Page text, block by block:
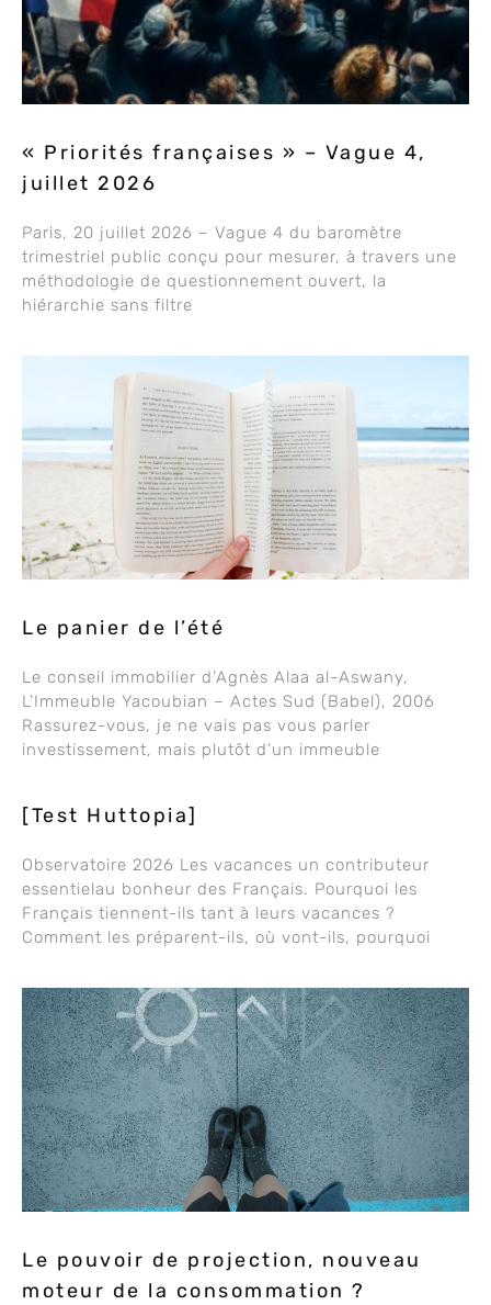
« Priorités françaises » – Vague 4,
juillet 2026
Paris, 20 juillet 2026 – Vague 4 du baromètre
trimestriel public conçu pour mesurer, à travers une
méthodologie de questionnement ouvert, la
hiérarchie sans filtre
Le panier de l’été
Le conseil immobilier d’Agnès Alaa al-Aswany,
L’Immeuble Yacoubian – Actes Sud (Babel), 2006
Rassurez-vous, je ne vais pas vous parler
investissement, mais plutôt d’un immeuble
[Test Huttopia]
Observatoire 2026 Les vacances un contributeur
essentielau bonheur des Français. Pourquoi les
Français tiennent-ils tant à leurs vacances ?
Comment les préparent-ils, où vont-ils, pourquoi
Le pouvoir de projection, nouveau
moteur de la consommation ?